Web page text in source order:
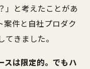
」と考えたことがあ
案件と自社プロダク
きました。
スは限定的。でもハ